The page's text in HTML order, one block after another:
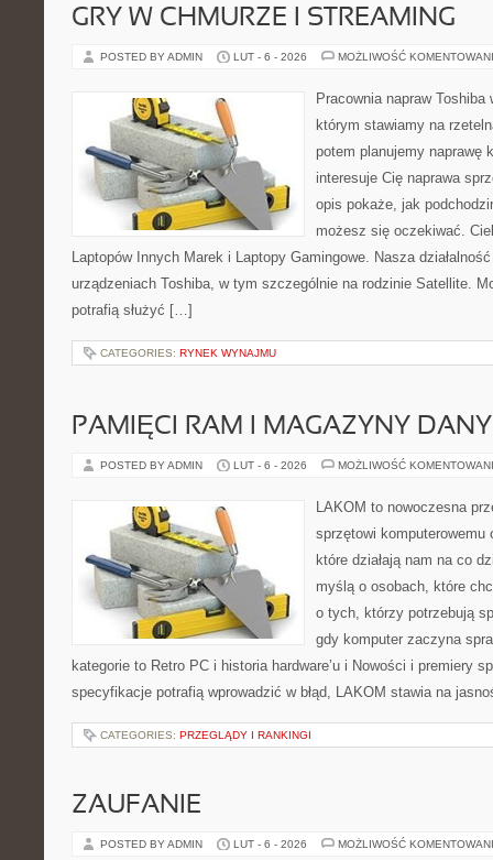
GRY W CHMURZE I STREAMING
POSTED BY ADMIN LUT - 6 - 2026 MOŻLIWOŚĆ
Pracownia napraw
którym stawiamy na
potem planujemy naprawę
interesuje Cię naprawa
opis pokaże, jak
możesz się oczekiwać.
Laptopów Innych Marek i Laptopy Gamingowe. Nasza
urządzeniach Toshiba, w tym szczególnie na rodzinie Satellite.
potrafią służyć […]
CATEGORIES: RYNEK WYNAJMU
PAMIĘCI RAM I MAGAZYNY
POSTED BY ADMIN LUT - 6 - 2026 MOŻLIWOŚĆ
LAKOM to nowoczesna
sprzętowi komputerowemu
które działają nam na co
myślą o osobach, które
o tych, którzy potrzebują
gdy komputer zaczyna
kategorie to Retro PC i historia hardware’u i Nowości i premiery
specyfikacje potrafią wprowadzić w błąd, LAKOM stawia na
CATEGORIES: PRZEGLĄDY I RANKINGI
ZAUFANIE
POSTED BY ADMIN LUT - 6 - 2026 MOŻLIWOŚĆ